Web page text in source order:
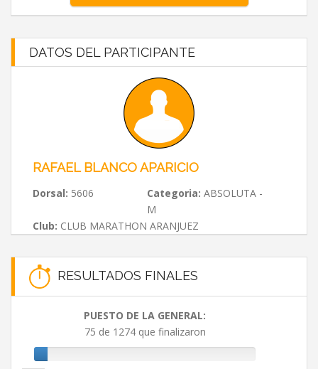
DATOS DEL PARTICIPANTE
RAFAEL BLANCO APARICIO
Dorsal: 5606 Categoria: ABSOLUTA -
M
Club: CLUB MARATHON ARANJUEZ
RESULTADOS FINALES
PUESTO DE LA GENERAL:
75 de 1274 que finalizaron